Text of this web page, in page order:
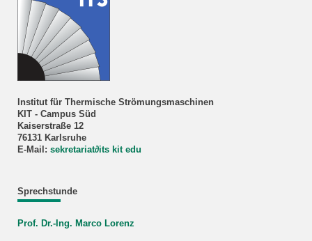
Institut für Thermische Strömungsmaschinen
KIT - Campus Süd
Kaiserstraße 12
76131 Karlsruhe
E-Mail: sekretariat∂its kit edu
Sprechstunde
Prof. Dr.-Ing. Marco Lorenz